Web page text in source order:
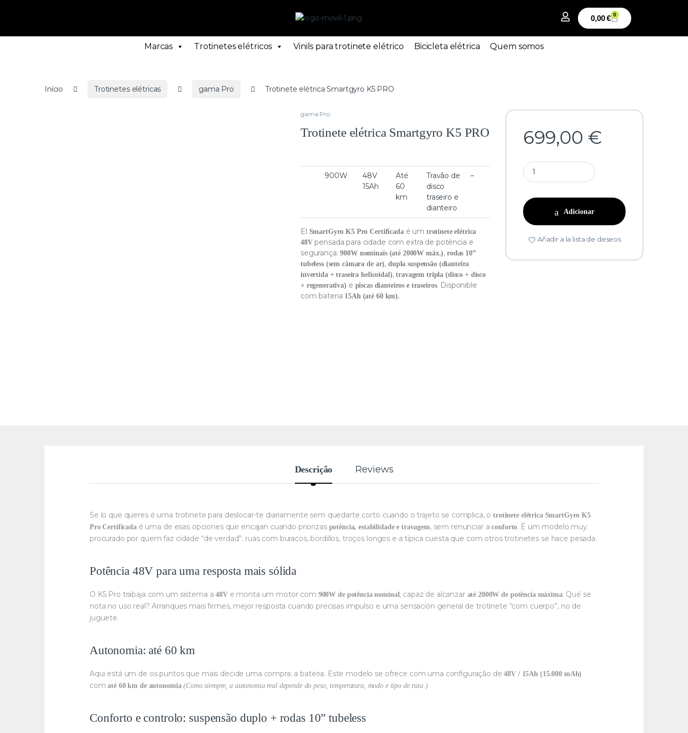
0,00€ 0
Marcas Trotinetes elétricos Vinils para trotinete elétrico Bicicleta elétrica Quem somos
Início Trotinetes elétricas gama Pro Trotinete elétrica Smartgyro K5 PRO
gama Pro
Trotinete elétrica Smartgyro K5 PRO
900W
48V
15Ah
Até
60
km
Travão de
disco
traseiro e
dianteiro
–
El SmartGyro K5 Pro Certificadaé um trotinete elétrica
48Vpensada para cidade com extra de potência e
segurança:900W nominais (até 2000W máx.),rodas 10”
tubeless (sem câmara de ar), dupla suspensão (dianteira
invertida + traseira helicoidal),travagem tripla (disco + disco
+ regenerativa) e piscas dianteiros e traseiros. Disponible
com bateria 15Ah (até 60 km).
699,00 €
Adicionar
Añadir a la lista de deseos
Descrição Reviews
Se lo que queres é uma trotinete para deslocar-te diariamente sem quedarte corto cuando o trajeto se complica, otrotinete elétrica SmartGyro K5
Pro Certificadaé uma de esas opciones que encajan cuando priorizas potência, estabilidade e travagem, sem renunciar aconforto. É um modelo muy
procurado por quem faz cidade “de verdad”: ruas com buracos, bordillos, troços longos e a típica cuesta que com otros trotinetes se hace pesada.
Potência 48V para uma resposta mais sólida
O K5 Pro trabaja com um sistema a48Ve monta um motor com 900W de potência nominal, capaz de alcanzar até 2000W de potência máxima. Qué se
nota no uso real? Arranques mais firmes, mejor resposta cuando precisas impulso e uma sensación general de trotinete “com cuerpo”, no de
juguete.
Autonomia: até 60 km
Aqui está um de os puntos que mais decide uma compra: a bateria. Este modelo se ofrece com uma configuração de48V / 15Ah (15.000 mAh)
comaté 60 km de autonomia(Como siempre, a autonomia real depende do peso, temperatura, modo e tipo de ruta.)
Conforto e controlo: suspensão duplo + rodas 10” tubeless